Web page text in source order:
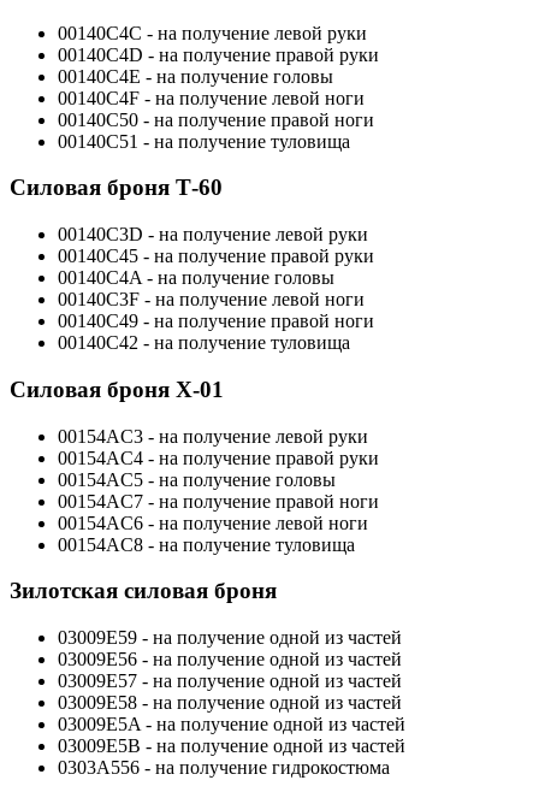
00140C4C - на получение левой руки
00140C4D - на получение правой руки
00140C4E - на получение головы
00140C4F - на получение левой ноги
00140C50 - на получение правой ноги
00140C51 - на получение туловища
Силовая броня Т-60
00140C3D - на получение левой руки
00140C45 - на получение правой руки
00140C4A - на получение головы
00140C3F - на получение левой ноги
00140C49 - на получение правой ноги
00140С42 - на получение туловища
Силовая броня X-01
00154AC3 - на получение левой руки
00154AC4 - на получение правой руки
00154AC5 - на получение головы
00154AC7 - на получение правой ноги
00154AC6 - на получение левой ноги
00154AC8 - на получение туловища
Зилотская силовая броня
03009E59 - на получение одной из частей
03009E56 - на получение одной из частей
03009E57 - на получение одной из частей
03009E58 - на получение одной из частей
03009E5A - на получение одной из частей
03009E5B - на получение одной из частей
0303A556 - на получение гидрокостюма